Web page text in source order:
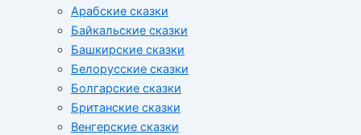
Арабские сказки
Байкальские сказки
Башкирские сказки
Белорусские сказки
Болгарские сказки
Британские сказки
Венгерские сказки